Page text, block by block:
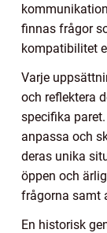
finnas frågor
kompatibilitet
Varje
och reflektera
specifika
anpassa och
deras unika
öppen och
frågorna samt
En historisk